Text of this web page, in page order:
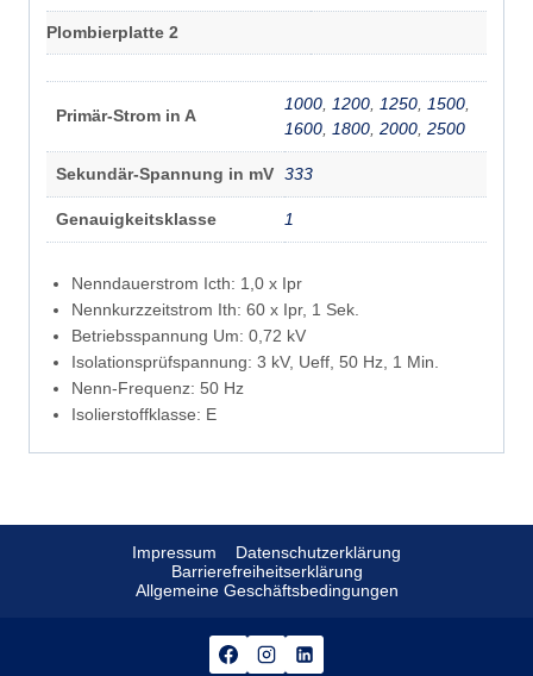
Plombierplatte 2
Primär-Strom in A
1000, 1200, 1250, 1500,
1600, 1800, 2000, 2500
Sekundär-Spannung in mV 333
Genauigkeitsklasse 1
Nenndauerstrom Icth: 1,0 x Ipr
Nennkurzzeitstrom Ith: 60 x Ipr, 1 Sek.
Betriebsspannung Um: 0,72 kV
Isolationsprüfspannung: 3 kV, Ueff, 50 Hz, 1 Min.
Nenn-Frequenz: 50 Hz
Isolierstoffklasse: E
Impressum
Datenschutzerklärung
Barrierefreiheitserklärung
Allgemeine Geschäftsbedingungen